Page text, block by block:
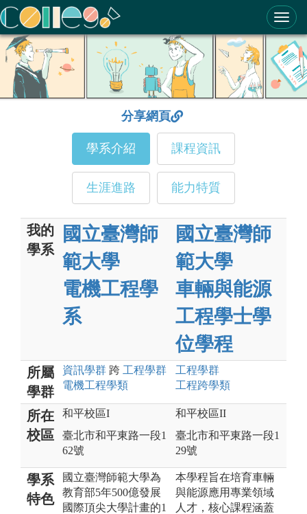
ColleGo! 大學選才與高中育才輔助系統
分享網頁
學系介紹 課程資訊
生涯進路 能力特質
我的
學系
國立臺灣師
範大學
電機工程學
系
國立臺灣師
範大學
車輛與能源
工程學士學
位學程
所屬
學群
資訊學群 跨 工程學群
電機工程學類
工程學群
工程跨學類
所在
校區
和平校區I
臺北市和平東路一段1
62號
和平校區II
臺北市和平東路一段1
29號
學系
特色
國立臺灣師範大學為
教育部5年500億發展
國際頂尖大學計畫的1
本學程旨在培育車輛
與能源應用專業領域
人才，核心課程涵蓋